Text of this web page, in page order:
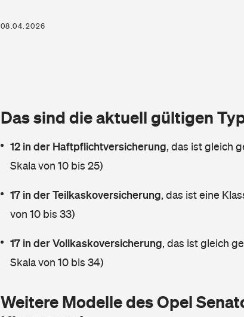
08.04.2026
Das sind die aktuell gültigen
12 in der Haftpflichtversicherung, das ist gleich
Skala von 10 bis 25)
17 in der Teilkaskoversicherung, das ist eine
von 10 bis 33)
17 in der Vollkaskoversicherung, das ist gleich
Skala von 10 bis 34)
Weitere Modelle des Opel